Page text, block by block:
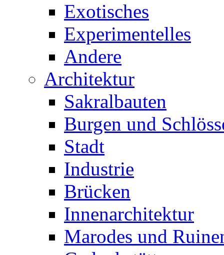
Exotisches
Experimentelles
Andere
Architektur
Sakralbauten
Burgen und
Stadt
Industrie
Brücken
Innenarchitektur
Marodes und